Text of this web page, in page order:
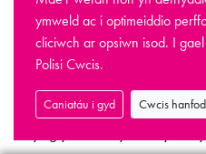
Brwydr Prydain
Bydd Casnewydd yn
ddigwyddiadau coffáu
ymweld ac i optimeiddio
cliciwch ar opsiwn isod. I
Polisi Cwcis.
Caniatáu i gyd Cwcis